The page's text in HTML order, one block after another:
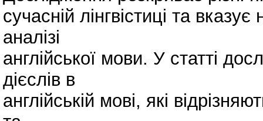
сучасній лінгвістиці та
аналізі
англійської мови. У статті
дієслів в
англійській мові, які